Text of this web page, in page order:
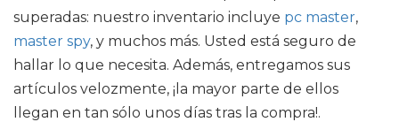
superadas: nuestro inventario incluye pc master,
master spy, y muchos más. Usted está seguro de
hallar lo que necesita. Además, entregamos sus
artículos velozmente, ¡la mayor parte de ellos
llegan en tan sólo unos días tras la compra!.